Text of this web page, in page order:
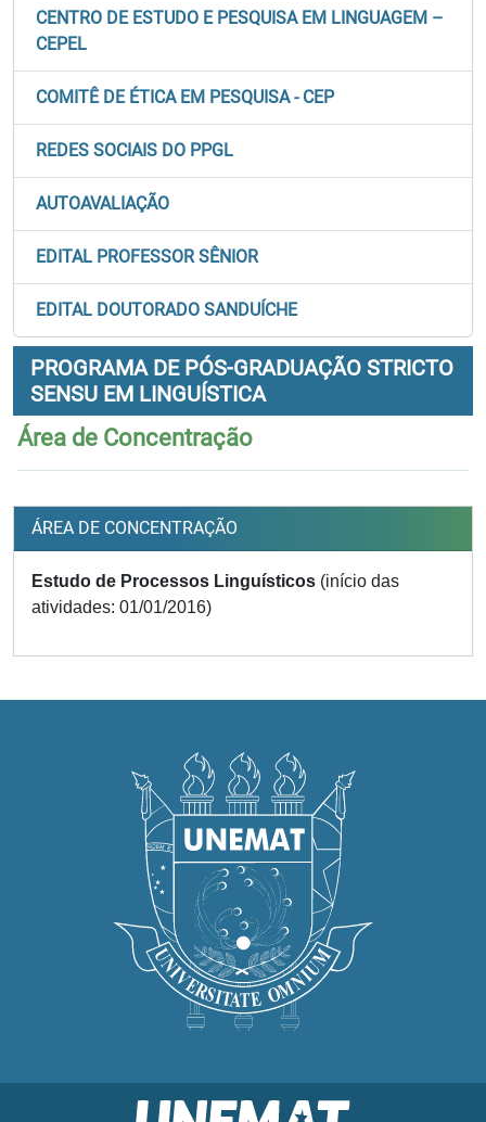
CENTRO DE ESTUDO E PESQUISA EM LINGUAGEM –
CEPEL
COMITÊ DE ÉTICA EM PESQUISA - CEP
REDES SOCIAIS DO PPGL
AUTOAVALIAÇÃO
EDITAL PROFESSOR SÊNIOR
EDITAL DOUTORADO SANDUÍCHE
PROGRAMA DE PÓS-GRADUAÇÃO STRICTO
SENSU EM LINGUÍSTICA
Área de Concentração
ÁREA DE CONCENTRAÇÃO
Estudo de Processos Linguísticos (início das
atividades: 01/01/2016)